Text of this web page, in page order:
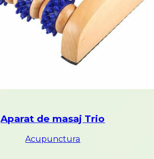
Aparat de masaj Trio
Acupunctura